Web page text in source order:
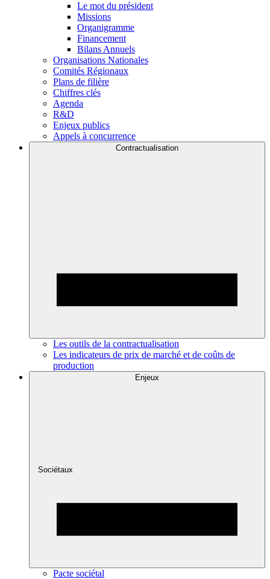
Le mot du président
Missions
Organigramme
Financement
Bilans Annuels
Organisations Nationales
Comités Régionaux
Plans de filière
Chiffres clés
Agenda
R&D
Enjeux publics
Appels à concurrence
Contractualisation
Les outils de la contractualisation
Les indicateurs de prix de marché et de coûts de
production
Enjeux
Sociétaux
Pacte sociétal